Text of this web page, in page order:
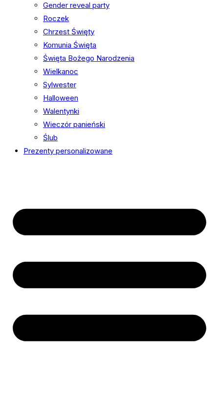
Gender reveal party
Roczek
Chrzest Święty
Komunia Święta
Święta Bożego Narodzenia
Wielkanoc
Sylwester
Halloween
Walentynki
Wieczór panieński
Ślub
Prezenty personalizowane